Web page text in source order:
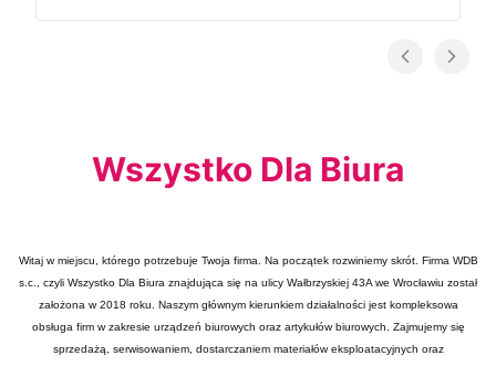
Wszystko Dla Biura
Witaj w miejscu, którego potrzebuje Twoja firma. Na początek rozwiniemy skrót. Firma WDB
s.c., czyli Wszystko Dla Biura znajdująca się na ulicy Wałbrzyskiej 43A we Wrocławiu został
założona w 2018 roku. Naszym głównym kierunkiem działalności jest kompleksowa
obsługa firm w zakresie urządzeń biurowych oraz artykułów biurowych. Zajmujemy się
sprzedażą, serwisowaniem, dostarczaniem materiałów eksploatacyjnych oraz